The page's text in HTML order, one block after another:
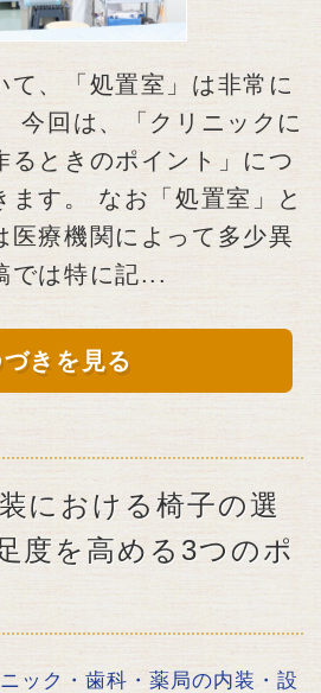
て、「処置室」は非常に
今回は、「クリニックに
るときのポイント」につ
ます。 なお「処置室」と
医療機関によって多少異
では特に記...
きを見る
における椅子の選
度を高める3つのポ
ック・歯科・薬局の内装・設